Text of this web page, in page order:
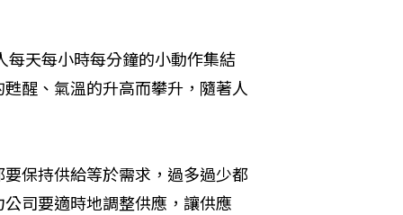
天每小時每分鐘的小動作集結
醒、氣溫的升高而攀升，隨著人
保持供給等於需求，過多過少都
司要適時地調整供應，讓供應